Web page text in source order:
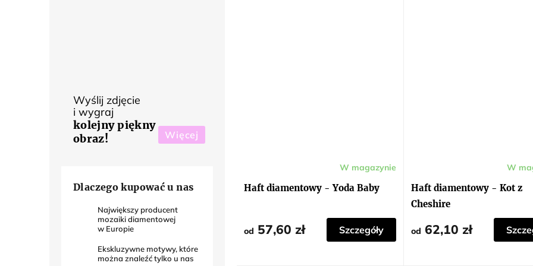
Wyślij zdjęcie
i wygraj
kolejny piękny
obraz!
Więcej
Dlaczego kupować u nas
Największy producent
mozaiki diamentowej
w Europie
Ekskluzywne motywy, które
można znaleźć tylko u nas
Haft diamentowy - Yoda Baby
produktu
wynosi
gwiazdek.
W magazynie
od 57,60 zł Szczegóły
Haft diamentowy - Kot z
Cheshire
produktu
wynosi
5,0
na
gwiazdek.
W
od 62,10 zł